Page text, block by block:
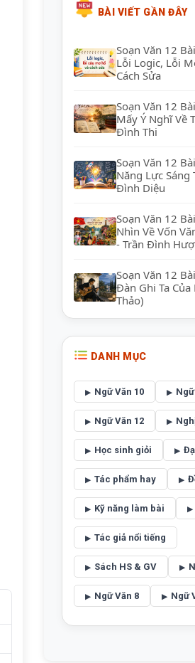
BÀI VIẾT GẦN ĐÂY
Soạn Văn 12
Lỗi Logic, Lỗi
Cách Sửa
Soạn Văn 12
Mấy Ý Nghĩ Về
Đình Thi
Soạn Văn 12
Năng Lực Sáng
Đình Diệu
Soạn Văn 12
Nhìn Về Vốn
- Trần Đình
Soạn Văn 12
Đàn Ghi Ta Của
Thảo)
DANH MỤC
Ngữ Văn 10 Ngữ
Ngữ Văn 12
Học sinh giỏi
Tác phẩm hay
Kỹ năng làm bài
Tác giả nổi tiếng
Sách HS & GV
Ngữ Văn 8 Ngữ